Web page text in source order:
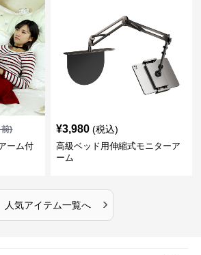
)
ーム付
¥3,980 (税込)
高級ベッド用伸縮式モニターア
ーム
人気アイテム一覧へ ›